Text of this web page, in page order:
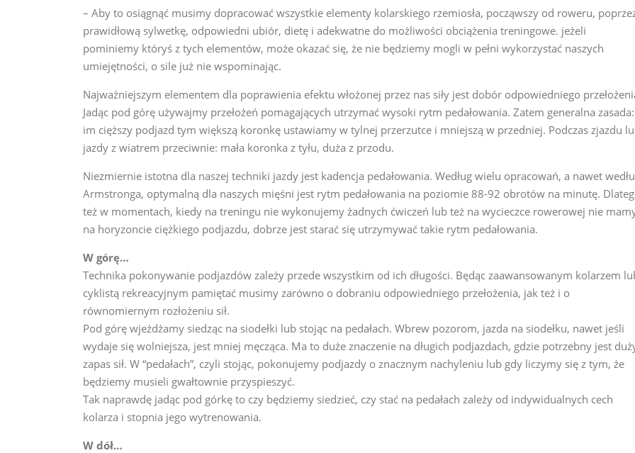
– Aby to osiągnąć musimy dopracować wszystkie elementy kolarskiego rzemiosła, począwszy od roweru,
prawidłową sylwetkę, odpowiedni ubiór, dietę i adekwatne do możliwości obciążenia treningowe. jeżeli
pominiemy któryś z tych elementów, może okazać się, że nie będziemy mogli w pełni wykorzystać naszych
umiejętności, o sile już nie wspominając.
Najważniejszym elementem dla poprawienia efektu włożonej przez nas siły jest dobór odpowiedniego
Jadąc pod górę używajmy przełożeń pomagających utrzymać wysoki rytm pedałowania. Zatem generalna zasada:
im cięższy podjazd tym większą koronkę ustawiamy w tylnej przerzutce i mniejszą w przedniej. Podczas zjazdu
jazdy z wiatrem przeciwnie: mała koronka z tyłu, duża z przodu.
Niezmiernie istotna dla naszej techniki jazdy jest kadencja pedałowania. Według wielu opracowań, a nawet
Armstronga, optymalną dla naszych mięśni jest rytm pedałowania na poziomie 88-92 obrotów na minutę.
też w momentach, kiedy na treningu nie wykonujemy żadnych ćwiczeń lub też na wycieczce rowerowej nie
na horyzoncie ciężkiego podjazdu, dobrze jest starać się utrzymywać takie rytm pedałowania.
W górę…
Technika pokonywanie podjazdów zależy przede wszystkim od ich długości. Będąc zaawansowanym kolarzem
cyklistą rekreacyjnym pamiętać musimy zarówno o dobraniu odpowiedniego przełożenia, jak też i o
równomiernym rozłożeniu sił.
Pod górę wjeżdżamy siedząc na siodełki lub stojąc na pedałach. Wbrew pozorom, jazda na siodełku, nawet jeśli
wydaje się wolniejsza, jest mniej męcząca. Ma to duże znaczenie na długich podjazdach, gdzie potrzebny jest
zapas sił. W “pedałach”, czyli stojąc, pokonujemy podjazdy o znacznym nachyleniu lub gdy liczymy się z tym, że
będziemy musieli gwałtownie przyspieszyć.
Tak naprawdę jadąc pod górkę to czy będziemy siedzieć, czy stać na pedałach zależy od indywidualnych cech
kolarza i stopnia jego wytrenowania.
W dół…